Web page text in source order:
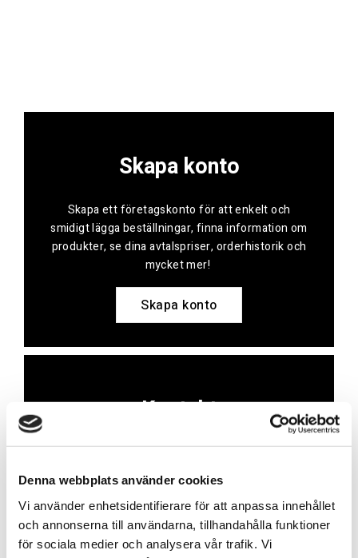
Denna webbplats använder cookies
Vi använder enhetsidentifierare för att anpassa innehållet
och annonserna till användarna, tillhandahålla funktioner
för sociala medier och analysera vår trafik. Vi
Skapa konto
Skapa ett företagskonto för att enkelt och
smidigt lägga beställningar, finna information om
produkter, se dina avtalspriser, orderhistorik och
mycket mer!
Skapa konto
Kontakt
Vi finns här för dig!
Vår kundtjänst är tillgänglig Mån – Fre: 07:30 –
16:30